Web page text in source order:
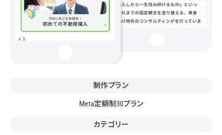
制作プラン
Meta定額制30プラン
カテゴリー